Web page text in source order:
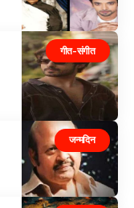
गीत-संगीत
जन्मदिन